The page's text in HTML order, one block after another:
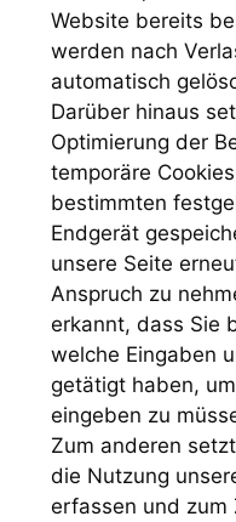
Website bereits
werden nach
automatisch
Darüber hinaus
Optimierung der
temporäre
bestimmten
Endgerät
unsere Seite
Anspruch zu
erkannt, dass Sie
welche Eingaben
getätigt haben,
eingeben zu
Zum anderen
die Nutzung
erfassen und zum